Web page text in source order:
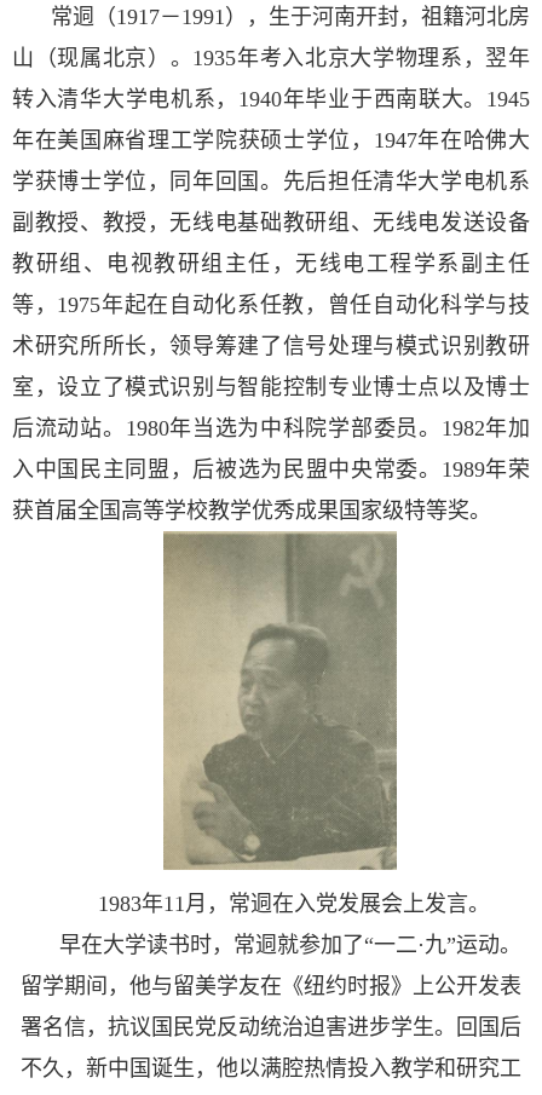
常迵（1917－1991），生于河南开封，祖籍河北房
山（现属北京）。1935年考入北京大学物理系，翌年
转入清华大学电机系，1940年毕业于西南联大。1945
年在美国麻省理工学院获硕士学位，1947年在哈佛大
学获博士学位，同年回国。先后担任清华大学电机系
副教授、教授，无线电基础教研组、无线电发送设备
教研组、电视教研组主任，无线电工程学系副主任
等，1975年起在自动化系任教，曾任自动化科学与技
术研究所所长，领导筹建了信号处理与模式识别教研
室，设立了模式识别与智能控制专业博士点以及博士
后流动站。1980年当选为中科院学部委员。1982年加
入中国民主同盟，后被选为民盟中央常委。1989年荣
获首届全国高等学校教学优秀成果国家级特等奖。
1983年11 月，常迵在入党发展会上发言。
早在大学读书时，常迵就参加了“一二·九”运动。
留学期间，他与留美学友在《纽约时报》上公开发表
署名信，抗议国民党反动统治迫害进步学生。回国后
不久，新中国诞生，他以满腔热情投入教学和研究工